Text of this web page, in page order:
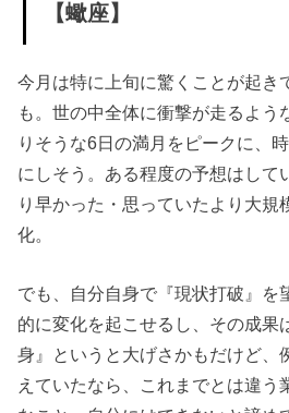
【蠍座】
今月は特に上旬に驚くことが起き
も。世の中全体に衝撃が走るよう
りそうな6日の満月をピークに、
にしそう。ある程度の予想はして
り早かった・思っていたより大規
化。
でも、自分自身で『現状打破』を
的に変化を起こせるし、その成果
身』というと大げさかもだけど、
えていたなら、これまでとは違う